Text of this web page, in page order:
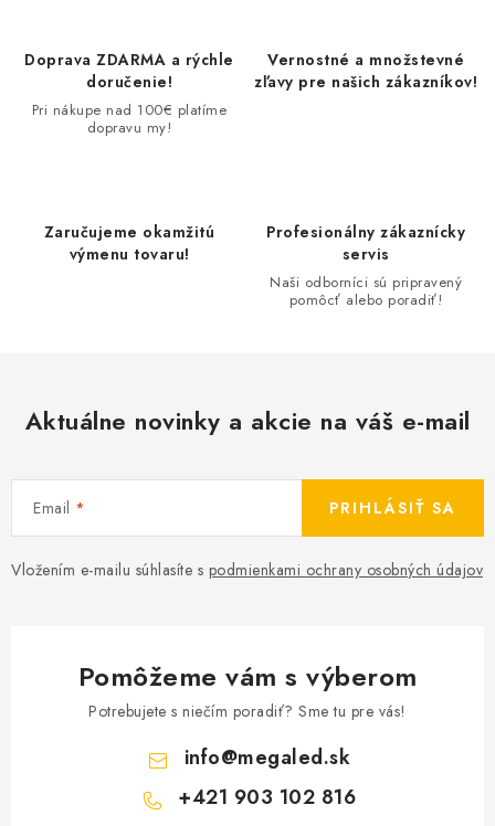
Doprava ZDARMA a rýchle
doručenie!
Pri nákupe nad 100€ platíme
dopravu my!
Vernostné a množstevné
zľavy pre našich zákazníkov!
Zaručujeme okamžitú
výmenu tovaru!
Profesionálny zákaznícky
servis
Naši odborníci sú pripravený
pomôcť alebo poradiť!
Aktuálne novinky a akcie na váš e-mail
Email
Vložením e-mailu súhlasíte s podmienkami ochrany osobných údajov
PRIHLÁSIŤ SA
Pomôžeme vám s výberom
Potrebujete s niečím poradiť? Sme tu pre vás!
info@megaled.sk
+421 903 102 816